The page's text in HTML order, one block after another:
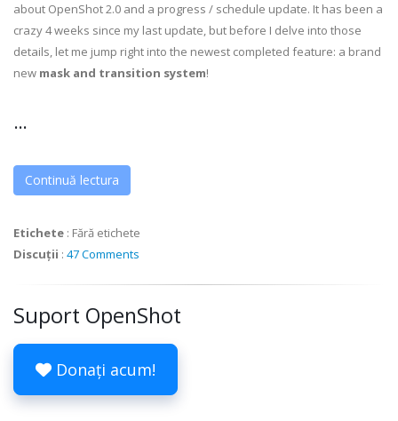
about OpenShot 2.0 and a progress / schedule update. It has been a
crazy 4 weeks since my last update, but before I delve into those
details, let me jump right into the newest completed feature: a brand
new mask and transition system!
...
Continuă lectura
Etichete : Fără etichete
Discuții : 47 Comments
Suport OpenShot
Donați acum!